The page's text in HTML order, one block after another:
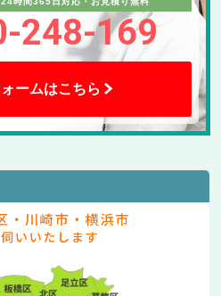
248-169
ームはこちら